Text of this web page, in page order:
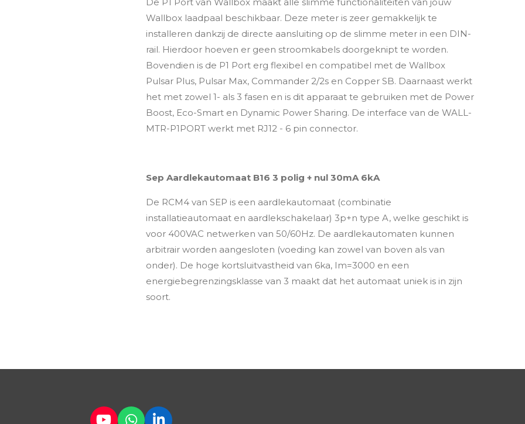
Wallbox laadpaal beschikbaar. Deze meter is zeer gemakkelijk te
installeren dankzij de directe aansluiting op de slimme meter in een DIN-
rail. Hierdoor hoeven er geen stroomkabels doorgeknipt te worden.
Bovendien is de P1 Port erg flexibel en compatibel met de Wallbox
Pulsar Plus, Pulsar Max, Commander 2/2s en Copper SB. Daarnaast werkt
het met zowel 1- als 3 fasen en is dit apparaat te gebruiken met de Power
Boost, Eco-Smart en Dynamic Power Sharing. De interface van de WALL-
MTR-P1PORT werkt met RJ12 - 6 pin connector.
Sep Aardlekautomaat B16 3 polig + nul 30mA 6kA
De RCM4 van SEP is een aardlekautomaat (combinatie
installatieautomaat en aardlekschakelaar) 3p+n type A, welke geschikt is
voor 400VAC netwerken van 50/60Hz. De aardlekautomaten kunnen
arbitrair worden aangesloten (voeding kan zowel van boven als van
onder). De hoge kortsluitvastheid van 6ka, Im=3000 en een
energiebegrenzingsklasse van 3 maakt dat het automaat uniek is in zijn
soort.